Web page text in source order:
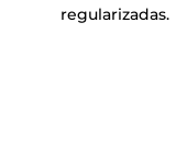
regularizadas.